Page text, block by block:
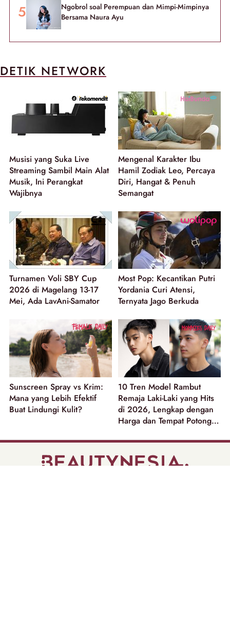
Ngobrol soal Perempuan dan Mimpi-Mimpinya
Bersama Naura Ayu
DETIK NETWORK
Musisi yang Suka Live
Streaming Sambil Main Alat
Musik, Ini Perangkat
Wajibnya
Mengenal Karakter Ibu
Hamil Zodiak Leo, Percaya
Diri, Hangat & Penuh
Semangat
Turnamen Voli SBY Cup
2026 di Magelang 13-17
Mei, Ada LavAni-Samator
Most Pop: Kecantikan Putri
Yordania Curi Atensi,
Ternyata Jago Berkuda
Sunscreen Spray vs Krim:
Mana yang Lebih Efektif
Buat Lindungi Kulit?
10 Tren Model Rambut
Remaja Laki-Laki yang Hits
di 2026, Lengkap dengan
Harga dan Tempat Potong